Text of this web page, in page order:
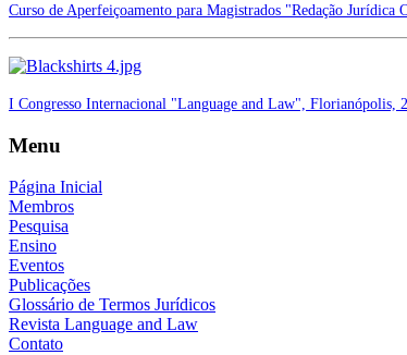
Curso de Aperfeiçoamento para Magistrados "Redação
I Congresso Internacional "Language and Law", Florianópolis,
Menu
Página Inicial
Membros
Pesquisa
Ensino
Eventos
Publicações
Glossário de Termos Jurídicos
Revista Language and Law
Contato